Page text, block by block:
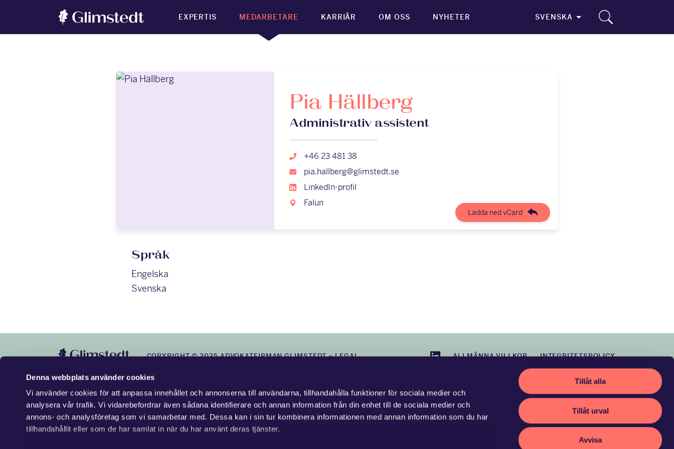
Denna webbplats använder cookies
Vi använder cookies för att anpassa innehållet och annonserna till användarna, tillhandahålla funktioner för sociala medier och
analysera vår trafik. Vi vidarebefordrar även sådana identifierare och annan information från din enhet till de sociala medier och
annons- och analysföretag som vi samarbetar med. Dessa kan i sin tur kombinera informationen med annan information som du har
tillhandahållit eller som de har samlat in när du har använt deras tjänster.
Tillåt alla
Tillåt urval
Avvisa
EXPERTIS MEDARBETARE KARRIÄR OM OSS NYHETER SVENSKA
Pia Hällberg
Administrativ assistent
+46 23 481 38
pia.hallberg@glimstedt.se
LinkedIn-profil
Falun
Ladda ned vCard
Språk
Engelska
Svenska
COPYRIGHT © 2025 ADVOKATFIRMAN GLIMSTEDT –LEGAL ALLMÄNNA VILLKOR INTEGRITETSPOLICY